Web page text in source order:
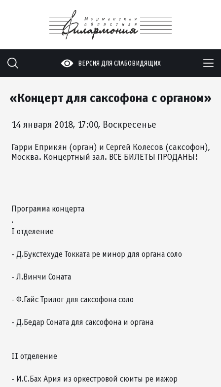
ВЕРСИЯ ДЛЯ СЛАБОВИДЯЩИХ
«Концерт для саксофона с органом»
14 января 2018, 17:00, Воскресенье
Гарри Еприкян (орган) и Сергей Колесов (саксофон),
Москва. Концертный зал. ВСЕ БИЛЕТЫ ПРОДАНЫ!
Программа концерта
.
I отделение
- Д.Букстехуде Токката ре минор для органа соло
- Л.Винчи Соната
- Ф.Гайс Трилог для саксофона соло
- Д.Бедар Соната для саксофона и органа
II отделение
- И.С.Бах Ария из оркестровой сюиты ре мажор